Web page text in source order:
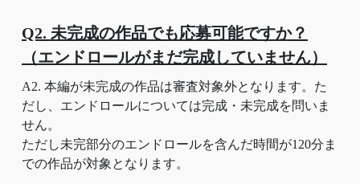
Q2. 未完成の作品でも応募可能ですか？
（エンドロールがまだ完成していません）
A2. 本編が未完成の作品は審査対象外となります。た
だし、エンドロールについては完成・未完成を問いま
せん。
ただし未完部分のエンドロールを含んだ時間が120分ま
での作品が対象となります。